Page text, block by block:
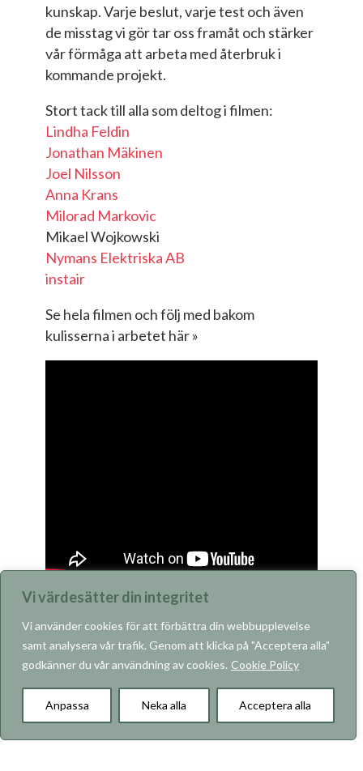
Vi värdesätter din integritet
Vi använder cookies för att förbättra din webbupplevelse
samt analysera vår trafik. Genom att klicka på "Acceptera alla"
godkänner du vår användning av cookies. Cookie Policy
Anpassa Neka alla Acceptera alla
kunskap. Varje beslut, varje test och även
de misstag vi gör tar oss framåt och stärker
vår förmåga att arbeta med återbruk i
kommande projekt.
Stort tack till alla som deltog i filmen:
Lindha Feldin
Jonathan Mäkinen
Joel Nilsson
Anna Krans
Milorad Markovic
Mikael Wojkowski
Nymans Elektriska AB
instair
Se hela filmen och följ med bakom
kulisserna i arbetet här »